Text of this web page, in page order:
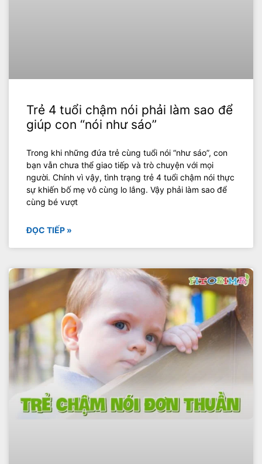
Trẻ 4 tuổi chậm nói phải làm sao để
giúp con “nói như sáo”
Trong khi những đứa trẻ cùng tuổi nói “như sáo”, con
bạn vẫn chưa thể giao tiếp và trò chuyện với mọi
người. Chính vì vậy, tình trạng trẻ 4 tuổi chậm nói thực
sự khiến bố mẹ vô cùng lo lắng. Vậy phải làm sao để
cùng bé vượt
ĐỌC TIẾP »